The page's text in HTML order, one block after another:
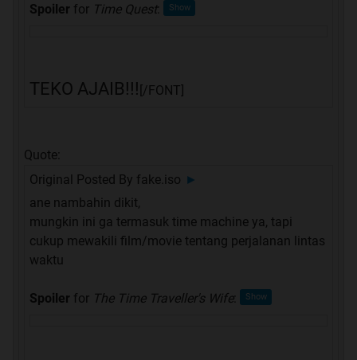
Spoiler for Time Quest:
TEKO AJAIB!!! [/FONT]
Quote:
Original Posted By fake.iso ►
ane nambahin dikit,
mungkin ini ga termasuk time machine ya, tapi
cukup mewakili film/movie tentang perjalanan lintas
waktu
Spoiler for The Time Traveller's Wife: